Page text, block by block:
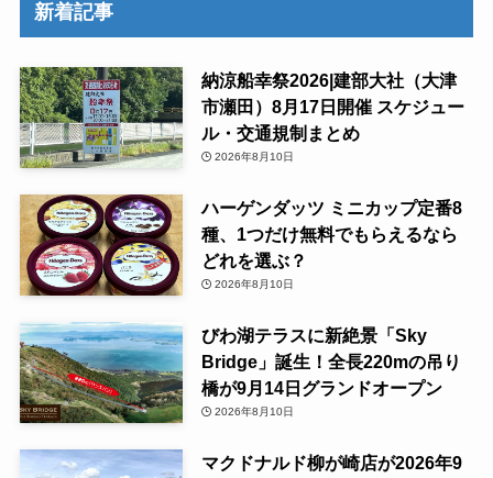
新着記事
納涼船幸祭2026|建部大社（大津
市瀬田）8月17日開催 スケジュー
ル・交通規制まとめ
2026年8月10日
ハーゲンダッツ ミニカップ定番8
種、1つだけ無料でもらえるなら
どれを選ぶ？
2026年8月10日
びわ湖テラスに新絶景「Sky
Bridge」誕生！全長220mの吊り
橋が9月14日グランドオープン
2026年8月10日
マクドナルド柳が崎店が2026年9